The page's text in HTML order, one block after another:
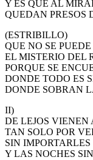
Y ES QUE AL
QUEDAN PRESOS
(ESTRIBILLO)
QUE NO SE
EL MISTERIO DEL
PORQUE SE
DONDE TODO ES
DONDE SOBRAN
II)
DE LEJOS VIENEN
TAN SOLO POR
SIN
Y LAS NOCHES
¿Cuales son los
Quiero hacer el
En el Rocío,